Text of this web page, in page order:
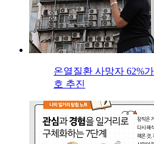
온열질환 사망자 62%
호 추진